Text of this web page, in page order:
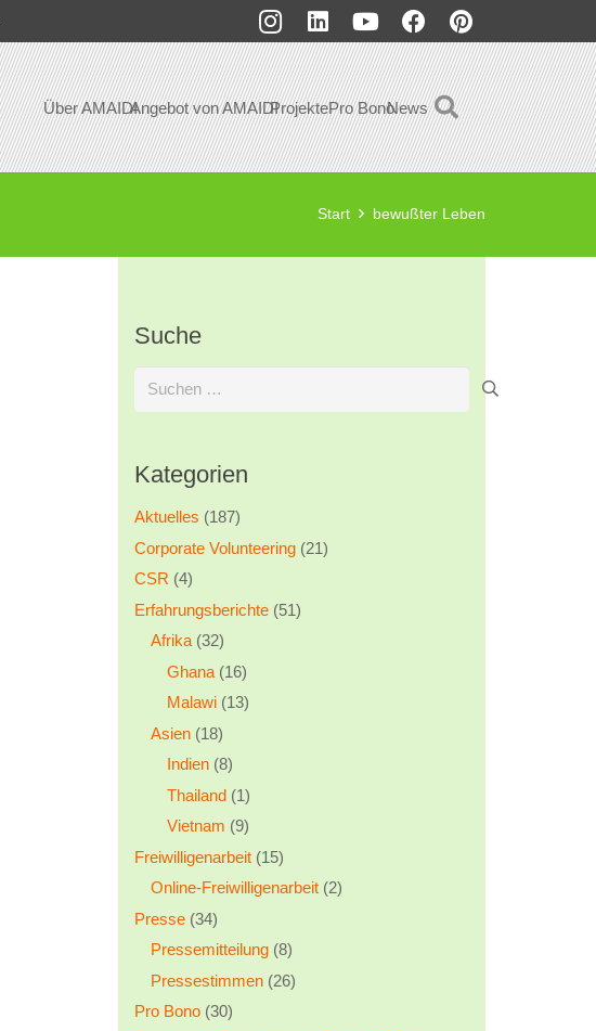
Über AMAIDIAngebot von AMAIDIProjektePro BonoNews
Start bewußter Leben
Suche
Kategorien
Aktuelles (187)
Corporate Volunteering(21)
CSR (4)
Erfahrungsberichte(51)
Afrika(32)
Ghana(16)
Malawi(13)
Asien(18)
Indien(8)
Thailand(1)
Vietnam (9)
Freiwilligenarbeit(15)
Online-Freiwilligenarbeit(2)
Presse(34)
Pressemitteilung(8)
Pressestimmen(26)
Pro Bono(30)